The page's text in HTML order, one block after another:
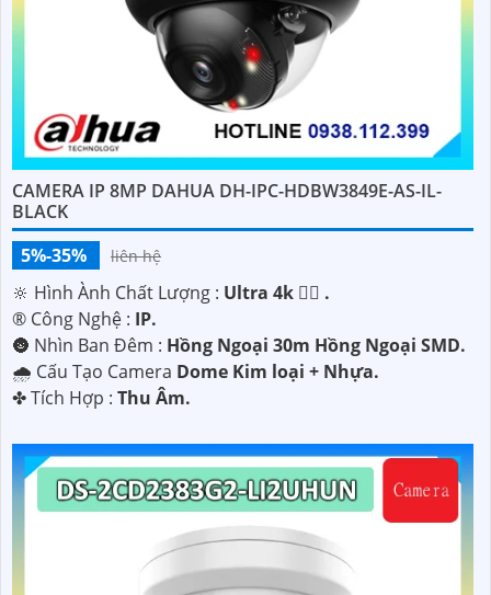
CAMERA IP 8MP DAHUA DH-IPC-HDBW3849E-AS-IL-
BLACK
5%-35%
liên hệ
🔆 Hình Ành Chất Lượng : Ultra 4k 👍🏾 .
®️ Công Nghệ : IP.
🌚 Nhìn Ban Đêm : Hồng Ngoại 30m Hồng Ngoại SMD.
🌧️ Cấu Tạo Camera Dome Kim loại + Nhựa.
️✤ Tích Hợp : Thu Âm.